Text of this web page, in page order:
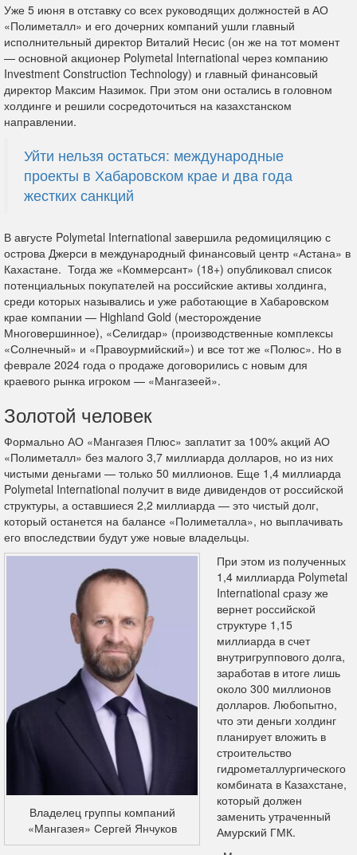
Уже 5 июня в отставку со всех руководящих должностей в АО
«Полиметалл» и его дочерних компаний ушли главный
исполнительный директор Виталий Несис (он же на тот момент
— основной акционер Polymetal International через компанию
Investment Construction Technology) и главный финансовый
директор Максим Назимок. При этом они остались в головном
холдинге и решили сосредоточиться на казахстанском
направлении.
Уйти нельзя остаться: международные
проекты в Хабаровском крае и два года
жестких санкций
В августе Polymetal International завершила редомициляцию с
острова Джерси в международный финансовый центр «Астана» в
Кахастане. Тогда же «Коммерсант» (18+) опубликовал список
потенциальных покупателей на российские активы холдинга,
среди которых назывались и уже работающие в Хабаровском
крае компании — Highland Gold (месторождение
Многовершинное), «Селигдар» (производственные комплексы
«Солнечный» и «Правоурмийский») и все тот же «Полюс». Но в
феврале 2024 года о продаже договорились с новым для
краевого рынка игроком — «Мангазеей».
Золотой человек
Формально АО «Мангазея Плюс» заплатит за 100% акций АО
«Полиметалл» без малого 3,7 миллиарда долларов, но из них
чистыми деньгами — только 50 миллионов. Еще 1,4 миллиарда
Polymetal International получит в виде дивидендов от российской
структуры, а оставшиеся 2,2 миллиарда — это чистый долг,
который останется на балансе «Полиметалла», но выплачивать
его впоследствии будут уже новые владельцы.
Владелец группы компаний
«Мангазея» Сергей Янчуков
При этом из полученных
1,4 миллиарда Polymetal
International сразу же
вернет российской
структуре 1,15
миллиарда в счет
внутригруппового долга,
заработав в итоге лишь
около 300 миллионов
долларов. Любопытно,
что эти деньги холдинг
планирует вложить в
строительство
гидрометаллургического
комбината в Казахстане,
который должен
заменить утраченный
Амурский ГМК.